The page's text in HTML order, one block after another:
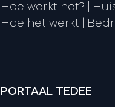
Hoe werkt het? |
Hoe het werkt |
PORTAAL TEDEE